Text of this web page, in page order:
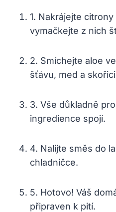
1. Nakrájejte citrony
vymačkejte z nich
2. Smíchejte aloe
šťávu, med a
3. Vše důkladně
ingredience spojí.
4. Nalijte směs do
chladničce.
5. Hotovo! Váš
připraven k pití.